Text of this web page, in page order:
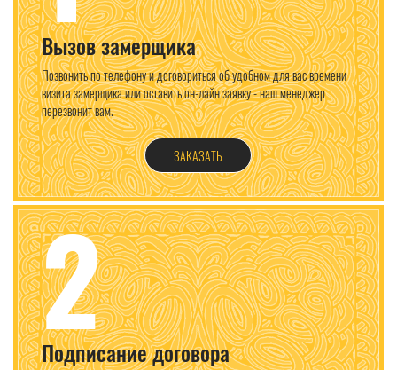
Вызов замерщика
Позвонить по телефону и договориться об удобном для вас времени
визита замерщика или оставить он-лайн заявку - наш менеджер
перезвонит вам.
ЗАКАЗАТЬ
2
Подписание договора